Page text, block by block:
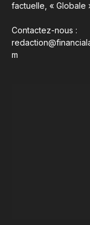
factuelle, « Globale
Contactez-nous :
m